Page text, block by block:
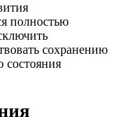
полностью
сохранению